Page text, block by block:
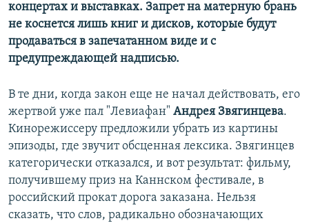
концертах и выставках. Запрет на матерную брань
не коснется лишь книг и дисков, которые будут
продаваться в запечатанном виде и с
предупреждающей надписью.
В те дни, когда закон еще не начал действовать, его
жертвой уже пал "Левиафан" Андрея Звягинцева.
Кинорежиссеру предложили убрать из картины
эпизоды, где звучит обсценная лексика. Звягинцев
категорически отказался, и вот результат: фильму,
получившему приз на Каннском фестивале, в
российский прокат дорога заказана. Нельзя
сказать, что слов, радикально обозначающих